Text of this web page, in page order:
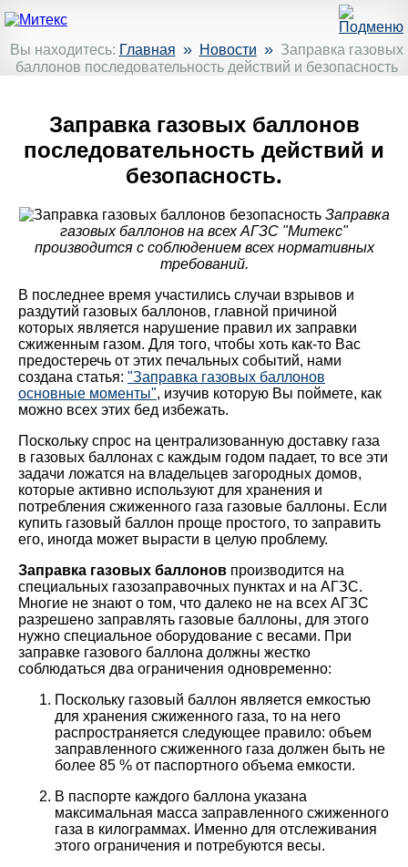
Вы находитесь: Главная » Новости » Заправка газовых
баллонов последовательность действий и безопасность
Заправка газовых баллонов
последовательность действий и
безопасность.
Заправка
газовых баллонов на всех АГЗС "Митекс"
производится с соблюдением всех нормативных
требований.
В последнее время участились случаи взрывов и
раздутий газовых баллонов, главной причиной
которых является нарушение правил их заправки
сжиженным газом. Для того, чтобы хоть как-то Вас
предостеречь от этих печальных событий, нами
создана статья: "Заправка газовых баллонов
основные моменты", изучив которую Вы поймете, как
можно всех этих бед избежать.
Поскольку спрос на централизованную доставку газа
в газовых баллонах с каждым годом падает, то все эти
задачи ложатся на владельцев загородных домов,
которые активно используют для хранения и
потребления сжиженного газа газовые баллоны. Если
купить газовый баллон проще простого, то заправить
его, иногда может вырасти в целую проблему.
Заправка газовых баллонов производится на
специальных газозаправочных пунктах и на АГЗС.
Многие не знают о том, что далеко не на всех АГЗС
разрешено заправлять газовые баллоны, для этого
нужно специальное оборудование с весами. При
заправке газового баллона должны жестко
соблюдаться два ограничения одновременно:
Поскольку газовый баллон является емкостью
для хранения сжиженного газа, то на него
распространяется следующее правило: объем
заправленного сжиженного газа должен быть не
более 85 % от паспортного объема емкости.
В паспорте каждого баллона указана
максимальная масса заправленного сжиженного
газа в килограммах. Именно для отслеживания
этого ограничения и потребуются весы.